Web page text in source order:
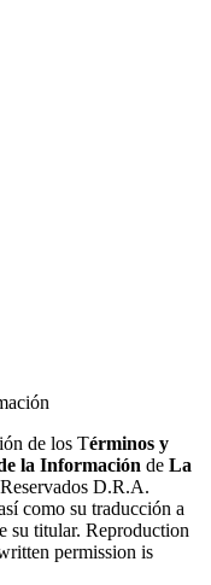
de los Términos y
la Información de La
D.R.A.
como su traducción a
su titular. Reproduction
permission is